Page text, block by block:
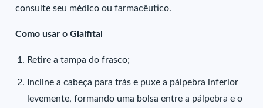
consulte seu médico ou farmacêutico.
Como usar o Glalfital
Retire a tampa do frasco;
Incline a cabeça para trás e puxe a pálpebra inferior
levemente, formando uma bolsa entre a pálpebra e o